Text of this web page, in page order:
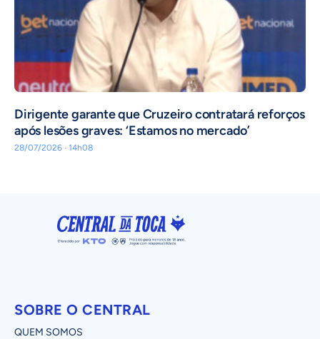
Dirigente garante que Cruzeiro contratará reforços
após lesões graves: ‘Estamos no mercado’
28/07/2026 · 14h08
SOBRE O CENTRAL
QUEM SOMOS